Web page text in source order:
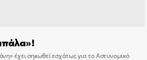
έχει σηκωθεί εσχάτως για το Αστυνομικό